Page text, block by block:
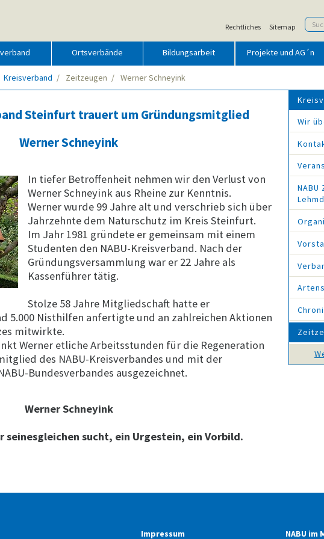
Rechtliches Sitemap
Ortsverbände Bildungsarbeit Projekte und AG´n
Kreisverband Zeitzeugen Werner Schneyink
Steinfurt trauert um Gründungsmitglied
Werner Schneyink
In tiefer Betroffenheit nehmen wir den Verlust von
Werner Schneyink aus Rheine zur Kenntnis.
Werner wurde 99 Jahre alt und verschrieb sich über
Jahrzehnte dem Naturschutz im Kreis Steinfurt.
Im Jahr 1981 gründete er gemeinsam mit einem
Studenten den NABU-Kreisverband. Nach der
Gründungsversammlung war er 22 Jahre als
Kassenführer tätig.
Stolze 58 Jahre Mitgliedschaft hatte er
5.000 Nisthilfen anfertigte und an zahlreichen Aktionen
mitwirkte.
Werner etliche Arbeitsstunden für die Regeneration
des NABU-Kreisverbandes und mit der
Bundesverbandes ausgezeichnet.
Werner Schneyink
seinesgleichen sucht, ein Urgestein, ein Vorbild.
Wir
Impressum NABU im